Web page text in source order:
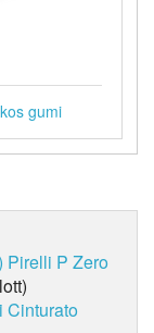
gumi
Pirelli P Zero
Cinturato